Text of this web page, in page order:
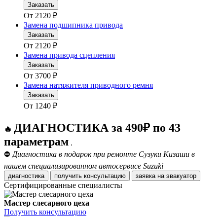
Заказать
От 2120 ₽
Замена подшипника привода
Заказать
От 2120 ₽
Замена привода сцепления
Заказать
От 3700 ₽
Замена натяжителя приводного ремня
Заказать
От 1240 ₽
🔥 ДИАГНОСТИКА за 490₽ по 43
параметрам .
⛔ Диагностика в подарок при ремонте Сузуки Кизаши в
нашем специализированном автосервисе Suzuki
диагностика получить консультацию заявка на эвакуатор
Сертифицированные специалисты
Мастер слесарного цеха
Получить консультацию